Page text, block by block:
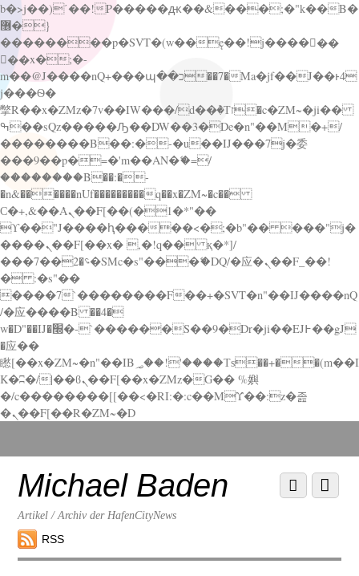
b�>j��)΄��!P�����ԫ��&���;�"k��B�
޶�}
��������p�SVT�(w��ę��!j������
��x�;�-
m��@J����nQ+���պ��כ��7�Ma�jf��J��ͱ4
j���Ѳ�
撆R��x�ZMz�7v��IW���/d��ٞ�Тז�c�ZM~�ji��
ߒ��sQz�����Ԡ��DW��3�De�n"��M�+/
��������B��:�-�u��IJ���7j�委
���9��p�=�'m��AN�ޭ�=/
��������B��:�-
�n&������nUf���������q��x�ZM~�c��
Ϲ�+,&��Ὰܢ��F[��(�1�*"��
ϒ��"J����ԧ�����<�;�b"�� ���"j�
����ܢ��F[��x� ,�!q�� қ�*]/
���؝�2��7�SMc�s"���ޭ�DQ/�应�ܢ��F_��!
� :�s"��
����7`��������F��+�SVT�n"��IJ����nQ
/�应����B ��4�
w�D"��IJ�׭�-`������S��9�Dr�ji��EJ߅��gJ
�应��
矁[��x�ZM~�n"��IB؃��!'����Тѕ��+��(m��I
K�ʭ�/|��ϐܢ��F[��x�ZMz�G�� %嬩
�/c��������[[��<�RI:�:c��MΎ��:z�졾
�ܢ��F[��R�ZM~�D
down
contentMichael Baden
Artikel / Archiv der HafenCityNews
RSS
Menu
Scroll
down